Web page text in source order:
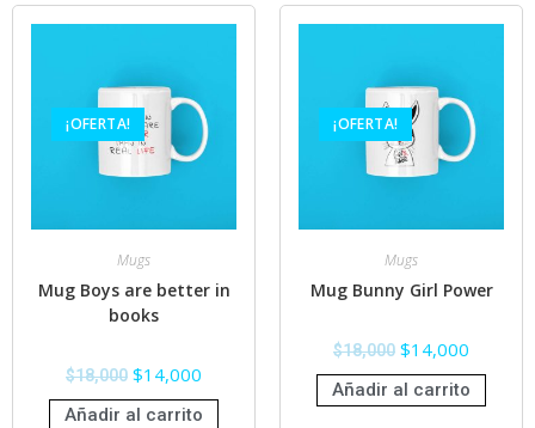
¡OFERTA!
Mugs
Mug Boys are better in
books
$18,000 $14,000
Añadir al carrito
¡OFERTA!
Mugs
Mug Bunny Girl Power
$18,000 $14,000
Añadir al carrito